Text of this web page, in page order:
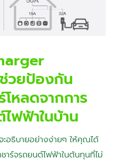
วยป้องกัน
โหลดจากการ
ฟฟ้าในบ้าน
ายอย่างง่ายๆ ให้คุณได้
าร์จรถยนต์ไฟฟ้าในต้นทุนที่ไม่